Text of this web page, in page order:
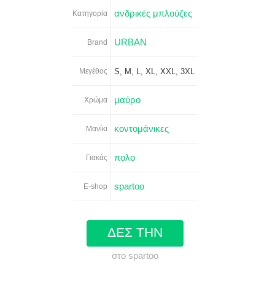
Κατηγορία ανδρικές μπλούζες
Brand URBAN
Μεγέθος S, M, L, XL, XXL, 3XL
Χρώμα μαύρο
Μανίκι κοντομάνικες
Γιακάς πολο
E-shop spartoo
ΔΕΣ ΤΗΝ
στο spartoo